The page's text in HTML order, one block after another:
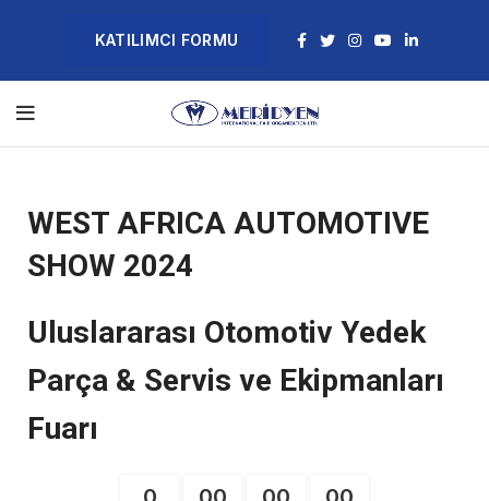
KATILIMCI FORMU
WEST AFRICA AUTOMOTIVE
SHOW 2024
Uluslararası Otomotiv Yedek
Parça & Servis ve Ekipmanları
Fuarı